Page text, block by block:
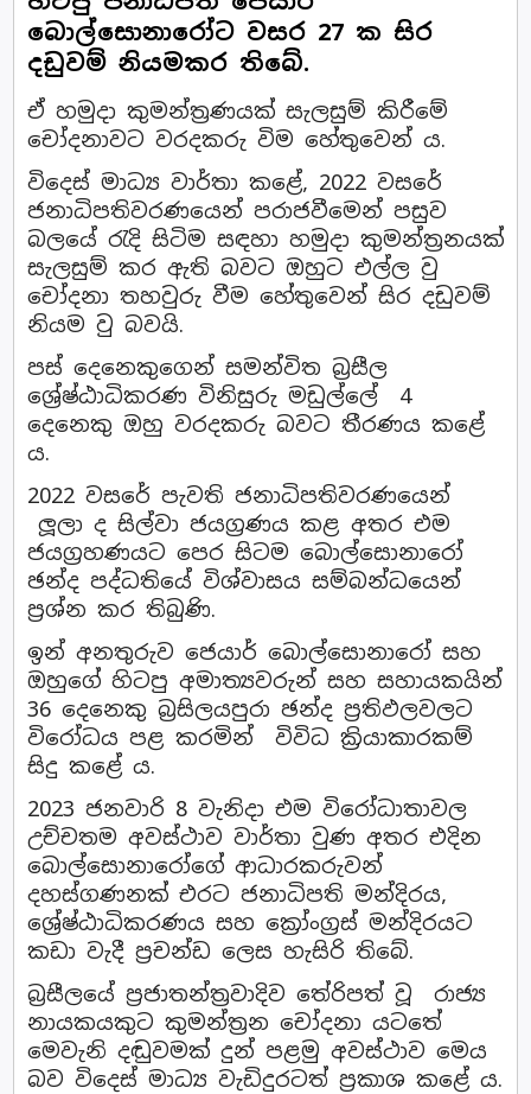
බොල්සොනාරෝට වසර 27 ක සිර
දඩුවම් නියමකර තිබේ.
ඒ හමුදා කුමන්ත්‍රණයක් සැලසුම් කිරීමේ
චෝදනාවට වරදකරු විම හේතුවෙන් ය.
විදෙස් මාධ්‍ය වාර්තා කළේ, 2022 වසරේ
ජනාධිපතිවරණයෙන් පරාජවීමෙන් පසුව
බලයේ රැදි සිටිම සඳහා හමුදා කුමන්ත්‍රනයක්
සැලසුම් කර ඇති බවට ඔහුට එල්ල වු
චෝදනා තහවුරු වීම හේතුවෙන් සිර දඩුවම්
නියම වු බවයි.
පස් දෙනෙකුගෙන් සමන්විත බ්‍රසීල
ශ්‍රේෂ්ඨාධිකරණ විනිසුරු මඩුල්ලේ 4
දෙනෙකු ඔහු වරදකරු බවට තීරණය කළේ
ය.
2022 වසරේ පැවති ජනාධිපතිවරණයෙන්
ලූලා ද සිල්වා ජයග්‍රණය කළ අතර එම
ජයග්‍රහණයට පෙර සිටම බොල්සොනාරෝ
ඡන්ද පද්ධතියේ විශ්වාසය සම්බන්ධයෙන්
ප්‍රශ්න කර තිබුණි.
ඉන් අනතුරුව ජෙයාර් බොල්සොනාරෝ සහ
ඔහුගේ හිටපු අමාත්‍යවරුන් සහ සහායකයින්
36 දෙනෙකු බ්‍රසිලයපුරා ඡන්ද ප්‍රතිඵලවලට
විරෝධය පළ කරමින් විවිධ ක්‍රියාකාරකම්
සිදු කළේ ය.
2023 ජනවාරි 8 වැනිදා එම විරෝධාතාවල
උච්චතම අවස්ථාව වාර්තා වුණ අතර එදින
බොල්සොනාරෝගේ ආධාරකරුවන්
දහස්ගණනක් එරට ජනාධිපති මන්දිරය,
ශ්‍රේෂ්ඨාධිකරණය සහ ක්‍රෝංග්‍රස් මන්දිරයට
කඩා වැදී ප්‍රචන්ඩ ලෙස හැසිරි තිබේ.
බ්‍රසීලයේ ප්‍රජාතන්ත්‍රවාදිව තේරිපත් වූ රාජ්‍ය
නායකයකුට කුමන්ත්‍රන චෝදනා යටතේ
මෙවැනි දඬුවමක් දුන් පළමු අවස්ථාව මෙය
බව විදෙස් මාධ්‍ය වැඩිදුරටත් ප්‍රකාශ කළේ ය.